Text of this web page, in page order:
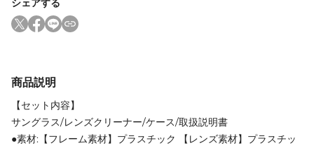
シェアする
商品説明
【セット内容】
サングラス/レンズクリーナー/ケース/取扱説明書
●素材:【フレーム素材】プラスチック 【レンズ素材】プラスチッ